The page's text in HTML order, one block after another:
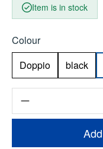
Item is in stock
Select
Colour
Doppio
black
Product